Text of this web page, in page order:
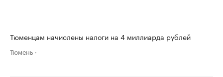
Тюменцам начислены налоги на 4 миллиарда рублей
Тюмень